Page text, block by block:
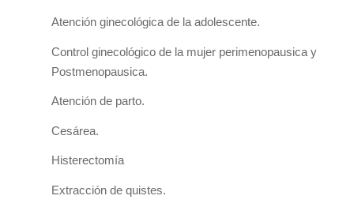
Atención ginecológica de la adolescente.
Control ginecológico de la mujer perimenopausica y
Postmenopausica.
Atención de parto.
Cesárea.
Histerectomía
Extracción de quistes.